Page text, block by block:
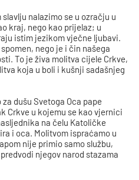
nalazimo se u ozračju u
kraj, nego kao prijelaz; u
istim jezikom vječne ljubavi.
nego je i čin našega
To je živa molitva cijele Crkve,
koja u boli i kušnji sadašnjeg
dušu Svetoga Oca pape
Crkve u kojemu se kao vjernici
na čelu Katoličke
i oca. Molitvom ispraćamo u
nije primio samo službu,
njegov narod stazama